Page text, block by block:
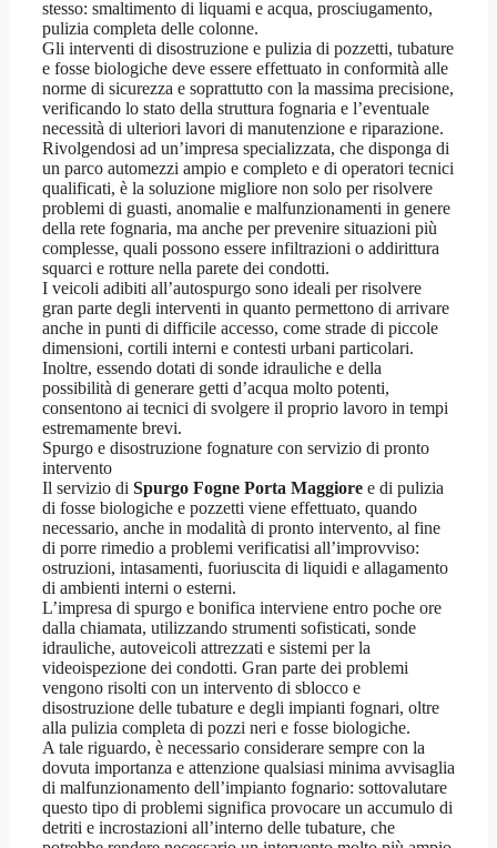
stesso: smaltimento di liquami e acqua, prosciugamento,
pulizia completa delle colonne.
Gli interventi di disostruzione e pulizia di pozzetti, tubature
e fosse biologiche deve essere effettuato in conformità alle
norme di sicurezza e soprattutto con la massima precisione,
verificando lo stato della struttura fognaria e l’eventuale
necessità di ulteriori lavori di manutenzione e riparazione.
Rivolgendosi ad un’impresa specializzata, che disponga di
un parco automezzi ampio e completo e di operatori tecnici
qualificati, è la soluzione migliore non solo per risolvere
problemi di guasti, anomalie e malfunzionamenti in genere
della rete fognaria, ma anche per prevenire situazioni più
complesse, quali possono essere infiltrazioni o addirittura
squarci e rotture nella parete dei condotti.
I veicoli adibiti all’autospurgo sono ideali per risolvere
gran parte degli interventi in quanto permettono di arrivare
anche in punti di difficile accesso, come strade di piccole
dimensioni, cortili interni e contesti urbani particolari.
Inoltre, essendo dotati di sonde idrauliche e della
possibilità di generare getti d’acqua molto potenti,
consentono ai tecnici di svolgere il proprio lavoro in tempi
estremamente brevi.
Spurgo e disostruzione fognature con servizio di pronto
intervento
Il servizio di Spurgo Fogne Porta Maggiore e di pulizia
di fosse biologiche e pozzetti viene effettuato, quando
necessario, anche in modalità di pronto intervento, al fine
di porre rimedio a problemi verificatisi all’improvviso:
ostruzioni, intasamenti, fuoriuscita di liquidi e allagamento
di ambienti interni o esterni.
L’impresa di spurgo e bonifica interviene entro poche ore
dalla chiamata, utilizzando strumenti sofisticati, sonde
idrauliche, autoveicoli attrezzati e sistemi per la
videoispezione dei condotti. Gran parte dei problemi
vengono risolti con un intervento di sblocco e
disostruzione delle tubature e degli impianti fognari, oltre
alla pulizia completa di pozzi neri e fosse biologiche.
A tale riguardo, è necessario considerare sempre con la
dovuta importanza e attenzione qualsiasi minima avvisaglia
di malfunzionamento dell’impianto fognario: sottovalutare
questo tipo di problemi significa provocare un accumulo di
detriti e incrostazioni all’interno delle tubature, che